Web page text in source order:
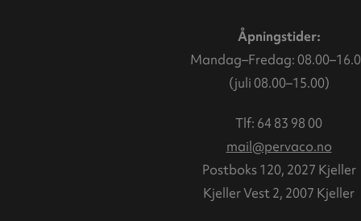
Åpningstider:
Mandag–Fredag:
(juli 08.00–15.00)
Tlf: 64 83 98 00
mail@pervaco.no
Postboks 120, 2027 Kjeller
Kjeller Vest 2, 2007 Kjeller